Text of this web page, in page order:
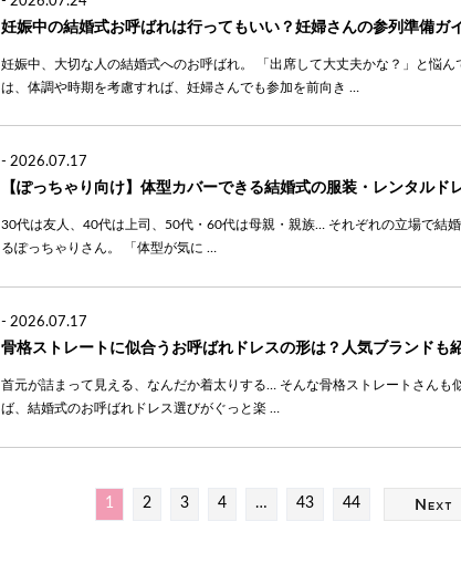
妊娠中の結婚式お呼ばれは行ってもいい？妊婦さんの参列準備ガ
妊娠中、大切な人の結婚式へのお呼ばれ。 「出席して大丈夫かな？」と悩ん
は、体調や時期を考慮すれば、妊婦さんでも参加を前向き …
- 2026.07.17
【ぽっちゃり向け】体型カバーできる結婚式の服装・レンタルド
30代は友人、40代は上司、50代・60代は母親・親族… それぞれの立場で結婚
るぽっちゃりさん。 「体型が気に …
- 2026.07.17
骨格ストレートに似合うお呼ばれドレスの形は？人気ブランドも
首元が詰まって見える、なんだか着太りする… そんな骨格ストレートさんも
ば、結婚式のお呼ばれドレス選びがぐっと楽 …
1 2 3 4 … 43 44